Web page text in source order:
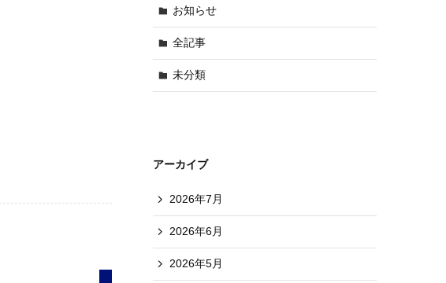
お知らせ
全記事
未分類
アーカイブ
2026年7月
2026年6月
2026年5月